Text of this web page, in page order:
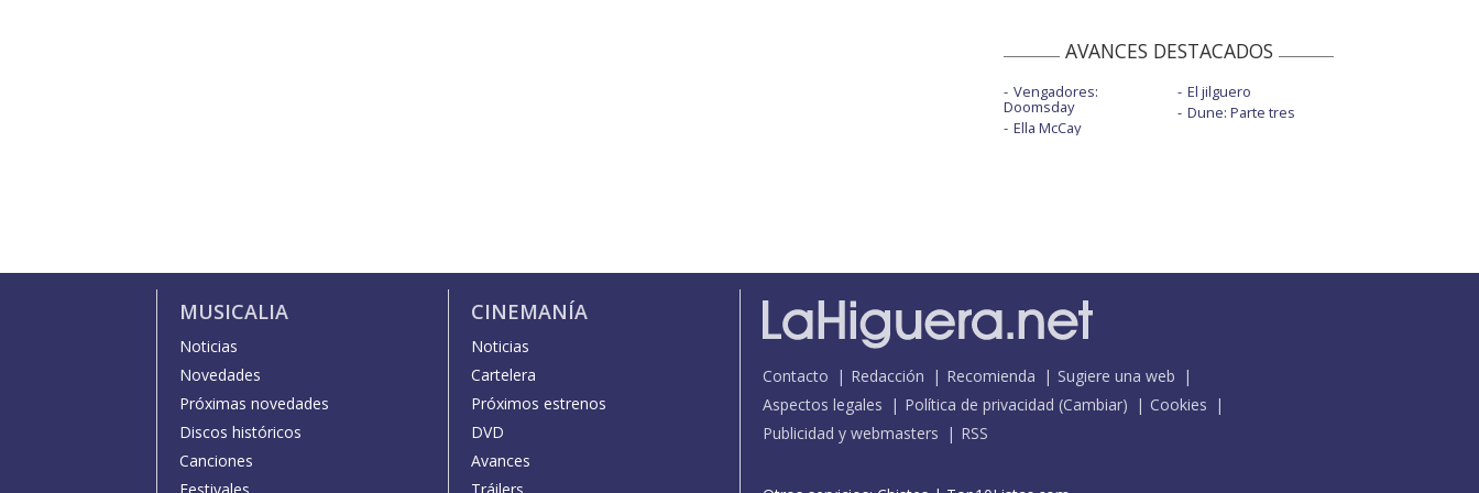
AVANCES DESTACADOS
Vengadores:
Doomsday
Ella McCay
El jilguero
Dune: Parte tres
MUSICALIA
Noticias
Novedades
Próximas novedades
Discos históricos
Canciones
CINEMANÍA
Noticias
Cartelera
Próximos estrenos
DVD
Avances
Contacto Redacción Recomienda
Sugiere una web
Aspectos legales
Política de privacidad (Cambiar)
Cookies
Publicidad y webmasters
RSS